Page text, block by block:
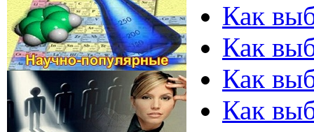
Как
Как
Как
Как